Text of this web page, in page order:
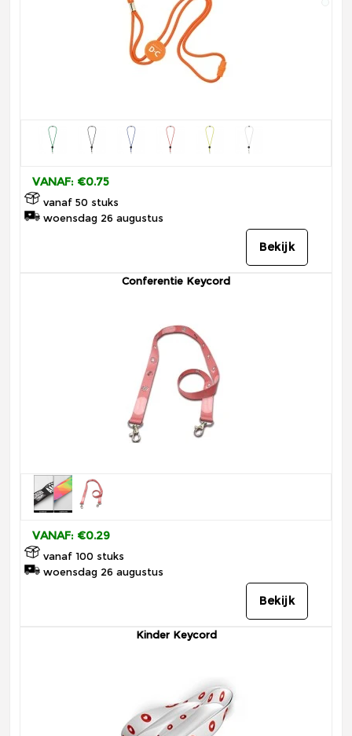
VANAF: €0.75
vanaf 50 stuks
woensdag 26 augustus
Bekijk
Conferentie Keycord
VANAF: €0.29
vanaf 100 stuks
woensdag 26 augustus
Bekijk
Kinder Keycord